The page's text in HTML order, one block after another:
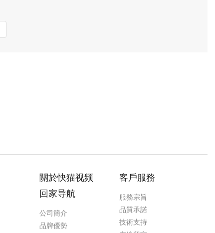
關於快猫视频
回家导航
公司簡介
品牌優勢
客戶服務
服務宗旨
品質承諾
技術支持